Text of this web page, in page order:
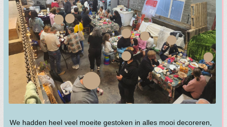
We hadden heel veel moeite gestoken in alles mooi decoreren,